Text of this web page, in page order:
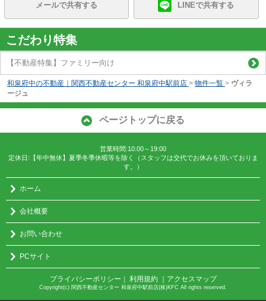
メールで共有する LINEで共有する
こだわり特集
【不動産特集】ファミリー向け
和泉府中の不動産｜関西不動産センター 和泉府中駅前店 > 物件一覧 > ヴィラ
ージュ
ページトップに戻る
営業時間:10:00～19:00
定休日:【年中無休】夏季冬季休暇等を除く（スタッフは交代でお休みを頂いておりま
す。）
ホーム
会社概要
お問い合わせ
PCサイト
プライバシーポリシー 利用規約 ｜アクセスマップ
Copyright(c) 関西不動産センター 和泉府中駅前店(株)KFC All rights reserved.